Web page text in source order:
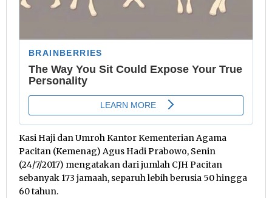
Kasi Haji dan Umroh Kantor Kementerian Agama
Pacitan (Kemenag) Agus Hadi Prabowo, Senin
(24/7/2017) mengatakan dari jumlah CJH Pacitan
sebanyak 173 jamaah, separuh lebih berusia 50 hingga
60 tahun.